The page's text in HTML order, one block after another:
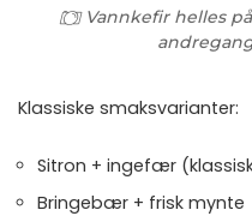
Vannkefir helles
Klassiske smaksvarianter:
Sitron + ingefær
Bringebær + frisk mynte